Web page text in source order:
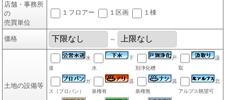
店舗・事務所
の
売買単位
１フロアー １区画 １棟
価格 ～
土地の設備等
水
道
下
水
戸
別浄化槽
汲
取
ガ
ス（プロパン）
温
泉権有
温
泉権無
北
アルプス眺望可